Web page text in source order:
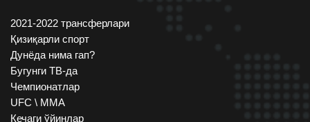
2021-2022 трансферлари
Қизиқарли спорт
Дунёда нима гап?
Бугунги ТВ-да
Чемпионатлар
UFC \ ММА
Кечаги ўйинлар